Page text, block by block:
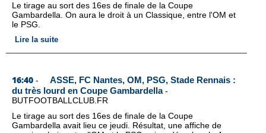
Le tirage au sort des 16es de finale de la Coupe
Gambardella. On aura le droit à un Classique, entre l'OM et
le PSG.
Lire la suite
16:40 -
ASSE, FC Nantes, OM, PSG, Stade Rennais :
du très lourd en Coupe Gambardella-
BUTFOOTBALLCLUB.FR
Le tirage au sort des 16es de finale de la Coupe
Gambardella avait lieu ce jeudi. Résultat, une affiche de